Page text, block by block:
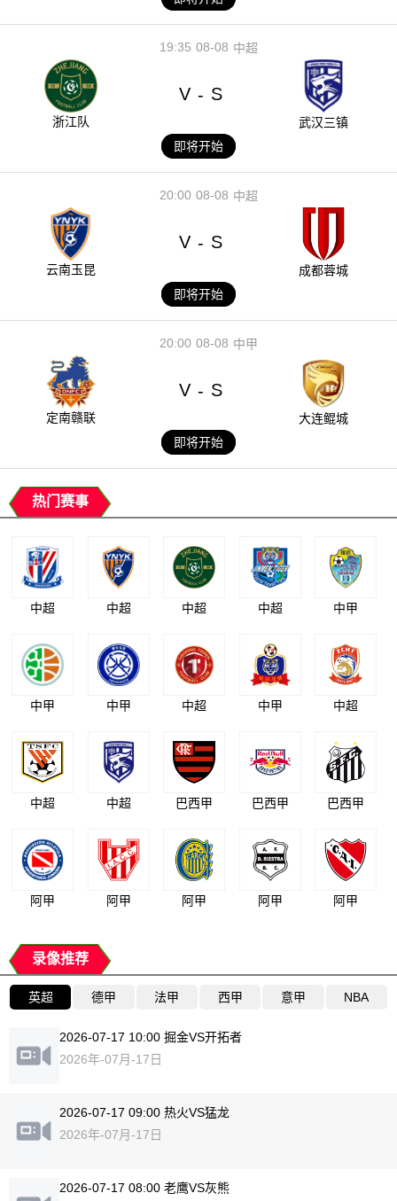
08-08
19:35 中超
浙江队
V - S
武汉三镇
即将开始
08-08
20:00 中超
云南玉昆
V - S
成都蓉城
即将开始
08-08
20:00 中甲
定南赣联
V - S
大连鲲城
即将开始
热门赛事
中超 中超 中超 中超 中甲
中甲 中甲 中超 中甲 中超
中超 中超 巴西甲 巴西甲 巴西甲
阿甲 阿甲 阿甲 阿甲 阿甲
录像推荐
英超 德甲 法甲 西甲 意甲 NBA
2026-07-17 10:00 掘金VS开拓者
2026年-07月-17日
2026-07-17 09:00 热火VS猛龙
2026年-07月-17日
2026-07-17 08:00 老鹰VS灰熊